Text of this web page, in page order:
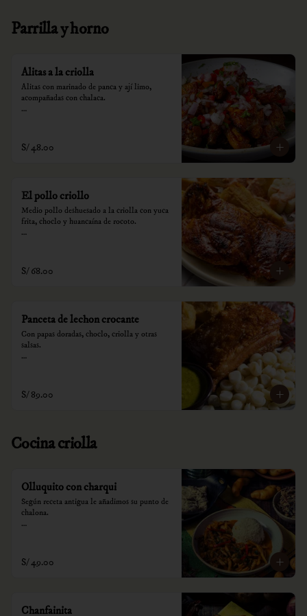
Parrilla y horno
Alitas a la criolla
Alitas con marinado de panca y ají limo,
acompañadas con chalaca.
consumo.
S/ 48.00
El pollo criollo
Medio pollo deshuesado a la criolla con yuca
frita, choclo y huancaína de rocoto.
consumo.
S/ 68.00
Panceta de lechon crocante
Con papas doradas, choclo, criolla y otras
salsas.
consumo.
S/ 89.00
Cocina criolla
Olluquito con charqui
Según receta antigua le añadimos su punto de
chalona.
consumo.
S/ 49.00
Chanfainita